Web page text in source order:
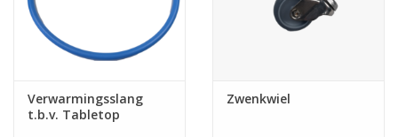
Verwarmingsslang
t.b.v. Tabletop
Zwenkwiel